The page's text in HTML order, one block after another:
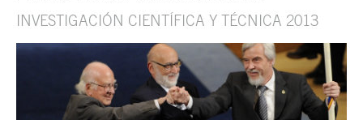
INVESTIGACIÓN CIENTÍFICA Y TÉCNICA 2013